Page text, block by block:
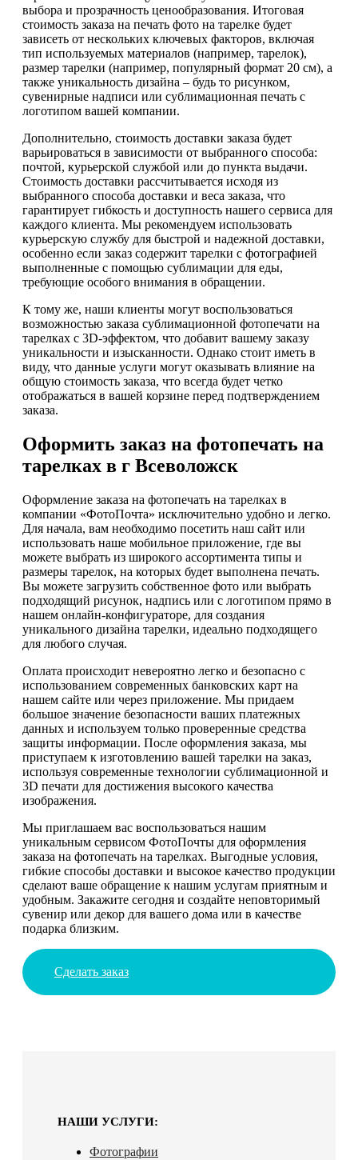
выбора и прозрачность ценообразования. Итоговая
стоимость заказа на печать фото на тарелке будет
зависеть от нескольких ключевых факторов, включая
тип используемых материалов (например, тарелок),
размер тарелки (например, популярный формат 20 см), а
также уникальность дизайна – будь то рисунком,
сувенирные надписи или сублимационная печать с
логотипом вашей компании.
Дополнительно, стоимость доставки заказа будет
варьироваться в зависимости от выбранного способа:
почтой, курьерской службой или до пункта выдачи.
Стоимость доставки рассчитывается исходя из
выбранного способа доставки и веса заказа, что
гарантирует гибкость и доступность нашего сервиса для
каждого клиента. Мы рекомендуем использовать
курьерскую службу для быстрой и надежной доставки,
особенно если заказ содержит тарелки с фотографией
выполненные с помощью сублимации для еды,
требующие особого внимания в обращении.
К тому же, наши клиенты могут воспользоваться
возможностью заказа сублимационной фотопечати на
тарелках с 3D-эффектом, что добавит вашему заказу
уникальности и изысканности. Однако стоит иметь в
виду, что данные услуги могут оказывать влияние на
общую стоимость заказа, что всегда будет четко
отображаться в вашей корзине перед подтверждением
заказа.
Оформить заказ на фотопечать на
тарелках в г Всеволожск
Оформление заказа на фотопечать на тарелках в
компании «ФотоПочта» исключительно удобно и легко.
Для начала, вам необходимо посетить наш сайт или
использовать наше мобильное приложение, где вы
можете выбрать из широкого ассортимента типы и
размеры тарелок, на которых будет выполнена печать.
Вы можете загрузить собственное фото или выбрать
подходящий рисунок, надпись или с логотипом прямо в
нашем онлайн-конфигураторе, для создания
уникального дизайна тарелки, идеально подходящего
для любого случая.
Оплата происходит невероятно легко и безопасно с
использованием современных банковских карт на
нашем сайте или через приложение. Мы придаем
большое значение безопасности ваших платежных
данных и используем только проверенные средства
защиты информации. После оформления заказа, мы
приступаем к изготовлению вашей тарелки на заказ,
используя современные технологии сублимационной и
3D печати для достижения высокого качества
изображения.
Мы приглашаем вас воспользоваться нашим
уникальным сервисом ФотоПочты для оформления
заказа на фотопечать на тарелках. Выгодные условия,
гибкие способы доставки и высокое качество продукции
сделают ваше обращение к нашим услугам приятным и
удобным. Закажите сегодня и создайте неповторимый
сувенир или декор для вашего дома или в качестве
подарка близким.
Сделать заказ
НАШИ УСЛУГИ:
Фотографии